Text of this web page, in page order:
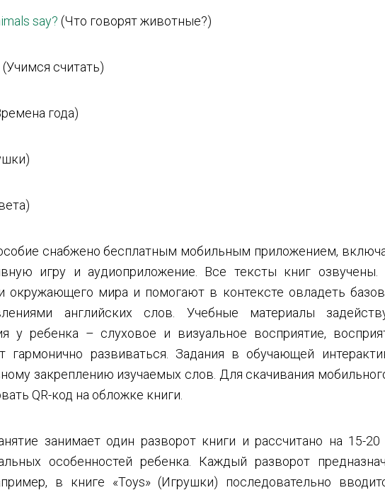
say? (Что говорят животные?)
(Учимся считать)
года)
снабжено бесплатным мобильным приложением,
игру и аудиоприложение. Все тексты книг
окружающего мира и помогают в контексте овладеть
английских слов. Учебные материалы
у ребенка – слуховое и визуальное восприятие,
гармонично развиваться. Задания в обучающей
закреплению изучаемых слов. Для скачивания
QR-код на обложке книги.
занимает один разворот книги и рассчитано на 15-
особенностей ребенка. Каждый разворот
в книге «Toys» (Игрушки) последовательно